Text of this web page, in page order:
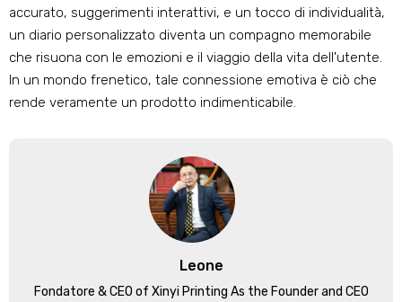
accurato, suggerimenti interattivi, e un tocco di individualità,
un diario personalizzato diventa un compagno memorabile
che risuona con le emozioni e il viaggio della vita dell'utente.
In un mondo frenetico, tale connessione emotiva è ciò che
rende veramente un prodotto indimenticabile.
Leone
Fondatore &CEO of Xinyi Printing As the Founder and CEO